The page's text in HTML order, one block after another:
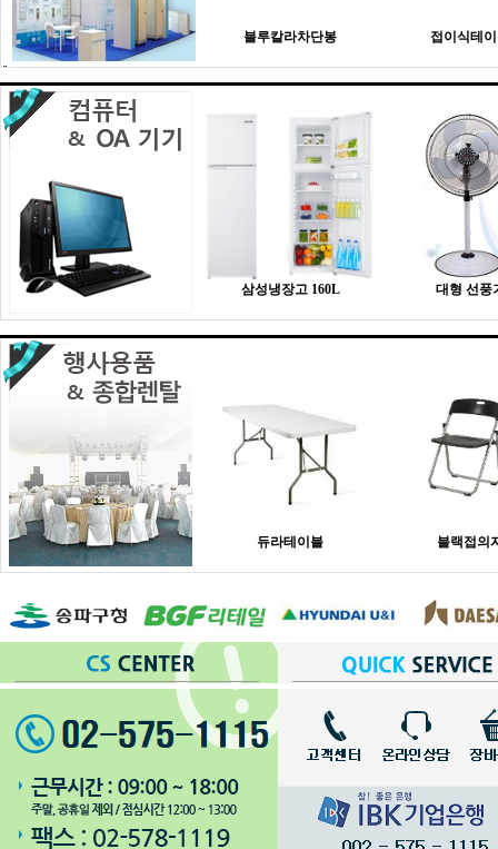
블루칼라차단봉 접이식테
삼성냉장고 160L 대형 선풍
듀라테이블 블랙접의